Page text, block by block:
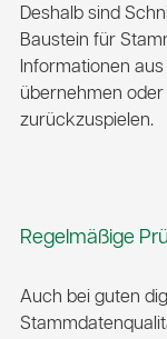
Deshalb sind
Baustein für
Informationen
übernehmen
zurückzuspielen.
Regelmäßige
Auch bei guten